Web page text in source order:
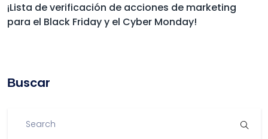
¡Lista de verificación de acciones de marketing
para el Black Friday y el Cyber Monday!
Βuscar